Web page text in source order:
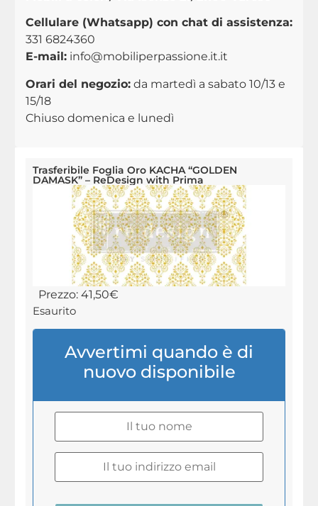
Trasferibile Foglia Oro KACHA “GOLDEN
DAMASK” – ReDesign with Prima
Prezzo: 41,50€
Esaurito
Avvertimi quando è di
nuovo disponibile
Cellulare (Whatsapp) con chat di assistenza:
331 6824360
E-mail: info@mobiliperpassione.it.it
Orari del negozio:da martedì a sabato 10/13 e
15/18
Chiuso domenica e lunedì